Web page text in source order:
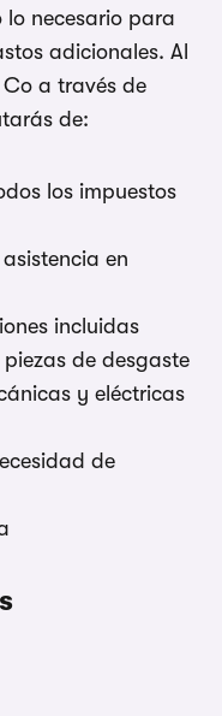
necesario para
adicionales. Al
a través de
de:
los impuestos
en
incluidas
de desgaste
y eléctricas
de